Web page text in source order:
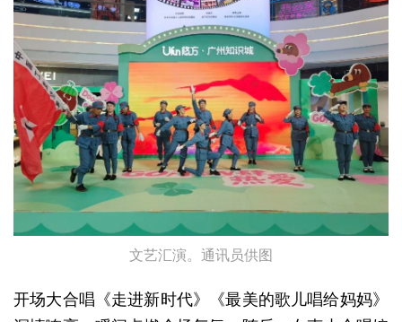
文艺汇演。通讯员供图
开场大合唱《走进新时代》《最美的歌儿唱给妈妈》